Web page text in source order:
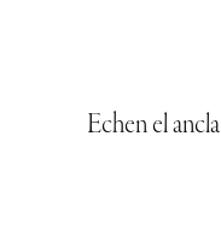
Echen el ancla